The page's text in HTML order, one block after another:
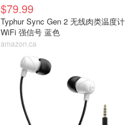
$79.99
Typhur Sync Gen 2 无线肉类温度计
WiFi 强信号 蓝色
amazon.ca